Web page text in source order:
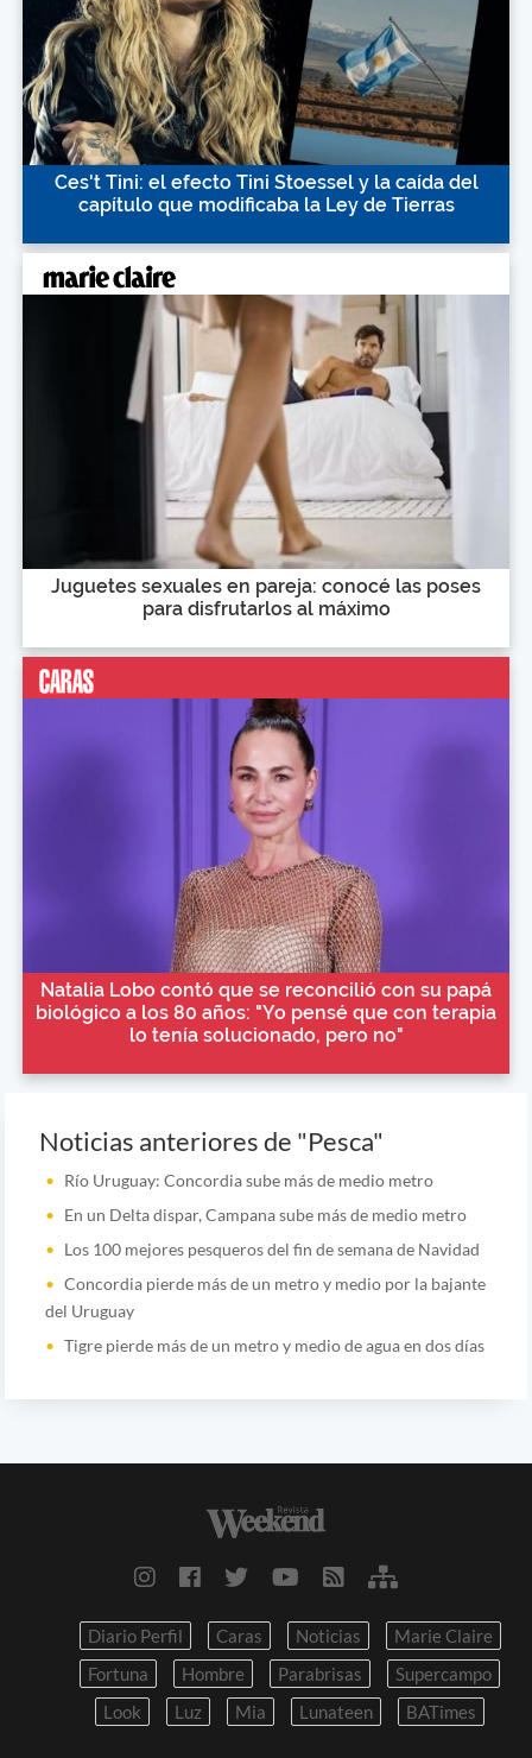
Ces't Tini: el efecto Tini Stoessel y la caída del
capítulo que modificaba la Ley de Tierras
Juguetes sexuales en pareja: conocé las poses
para disfrutarlos al máximo
Natalia Lobo contó que se reconcilió con su papá
biológico a los 80 años: "Yo pensé que con terapia
lo tenía solucionado, pero no"
Noticias anteriores de "Pesca"
Río Uruguay: Concordia sube más de medio metro
En un Delta dispar, Campana sube más de medio metro
Los 100 mejores pesqueros del fin de semana de Navidad
Concordia pierde más de un metro y medio por la bajante
del Uruguay
Tigre pierde más de un metro y medio de agua en dos días
Diario Perfil Caras Noticias
Marie Claire
Fortuna
Hombre Parabrisas
Supercampo
Look
Luz Mia Lunateen BATimes